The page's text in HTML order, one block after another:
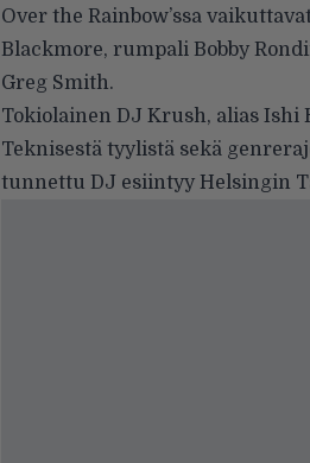
Over the Rainbow’ssa
Blackmore, rumpali Bobby
Greg Smith.
Tokiolainen DJ Krush, alias Ishi
Teknisestä tyylistä sekä
tunnettu DJ esiintyy Helsingin